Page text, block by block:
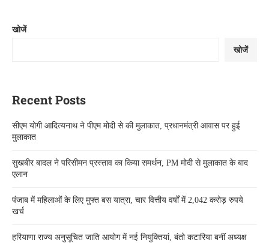
खोजें
खोजें
Recent Posts
सीएम योगी आदित्यनाथ ने पीएम मोदी से की मुलाकात, प्रधानमंत्री आवास पर हुई
मुलाकात
सुखबीर बादल ने परिसीमन प्रस्ताव का किया समर्थन, PM मोदी से मुलाकात के बाद
एलान
पंजाब में महिलाओं के लिए मुफ्त बस यात्रा, चार वित्तीय वर्षों में 2,042 करोड़ रुपये
खर्च
हरियाणा राज्य अनुसूचित जाति आयोग में नई नियुक्तियां, बंतो कटारिया बनीं अध्यक्ष